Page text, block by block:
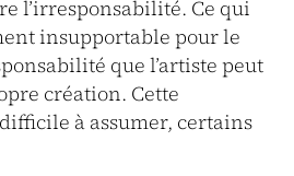
l’irresponsabilité. Ce qui
insupportable pour le
que l’artiste peut
création. Cette
à assumer, certains